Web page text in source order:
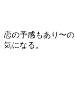
恋の予感もあり〜
気になる。